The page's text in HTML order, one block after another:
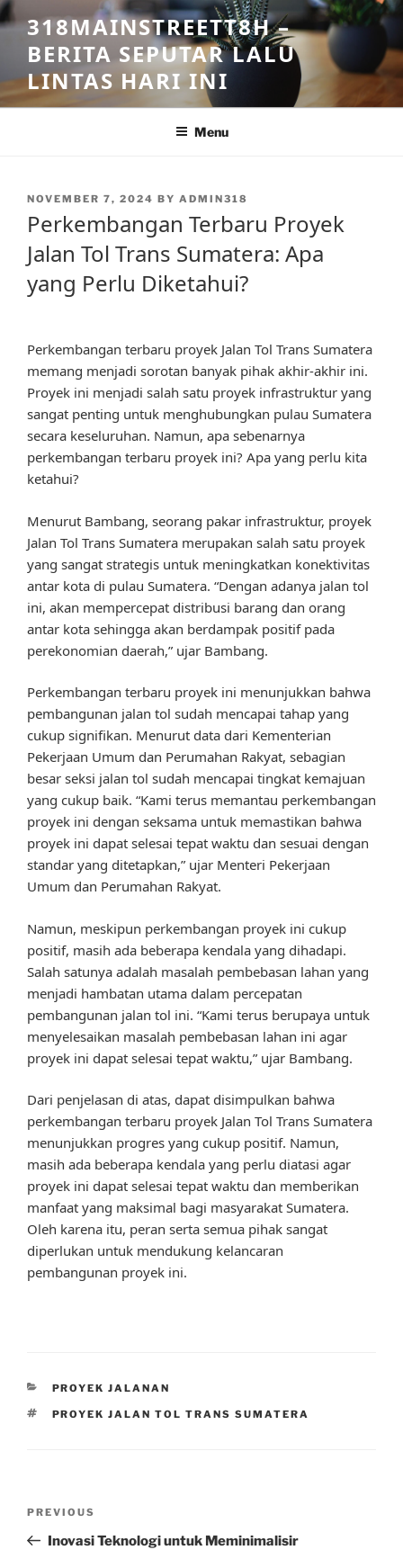
Skip
to
content
318MAINSTREETT8H –
BERITA SEPUTAR LALU
LINTAS HARI INI
Menu
POSTED
NOVEMBER 7, 2024 BY ADMIN318
Perkembangan Terbaru Proyek
Jalan Tol Trans Sumatera: Apa
yang Perlu Diketahui?
Perkembangan terbaru proyek Jalan Tol Trans Sumatera
memang menjadi sorotan banyak pihak akhir-akhir ini.
Proyek ini menjadi salah satu proyek infrastruktur yang
sangat penting untuk menghubungkan pulau Sumatera
secara keseluruhan. Namun, apa sebenarnya
perkembangan terbaru proyek ini? Apa yang perlu kita
ketahui?
Menurut Bambang, seorang pakar infrastruktur, proyek
Jalan Tol Trans Sumatera merupakan salah satu proyek
yang sangat strategis untuk meningkatkan konektivitas
antar kota di pulau Sumatera. “Dengan adanya jalan tol
ini, akan mempercepat distribusi barang dan orang
antar kota sehingga akan berdampak positif pada
perekonomian daerah,” ujar Bambang.
Perkembangan terbaru proyek ini menunjukkan bahwa
pembangunan jalan tol sudah mencapai tahap yang
cukup signifikan. Menurut data dari Kementerian
Pekerjaan Umum dan Perumahan Rakyat, sebagian
besar seksi jalan tol sudah mencapai tingkat kemajuan
yang cukup baik. “Kami terus memantau perkembangan
proyek ini dengan seksama untuk memastikan bahwa
proyek ini dapat selesai tepat waktu dan sesuai dengan
standar yang ditetapkan,” ujar Menteri Pekerjaan
Umum dan Perumahan Rakyat.
Namun, meskipun perkembangan proyek ini cukup
positif, masih ada beberapa kendala yang dihadapi.
Salah satunya adalah masalah pembebasan lahan yang
menjadi hambatan utama dalam percepatan
pembangunan jalan tol ini. “Kami terus berupaya untuk
menyelesaikan masalah pembebasan lahan ini agar
proyek ini dapat selesai tepat waktu,” ujar Bambang.
Dari penjelasan di atas, dapat disimpulkan bahwa
perkembangan terbaru proyek Jalan Tol Trans Sumatera
menunjukkan progres yang cukup positif. Namun,
masih ada beberapa kendala yang perlu diatasi agar
proyek ini dapat selesai tepat waktu dan memberikan
manfaat yang maksimal bagi masyarakat Sumatera.
Oleh karena itu, peran serta semua pihak sangat
diperlukan untuk mendukung kelancaran
pembangunan proyek ini.
CATEGORIES
PROYEK JALANAN
TAGS
PROYEK JALAN TOL TRANS SUMATERA
Previous
Post
PREVIOUS
Inovasi Teknologi untuk Meminimalisir